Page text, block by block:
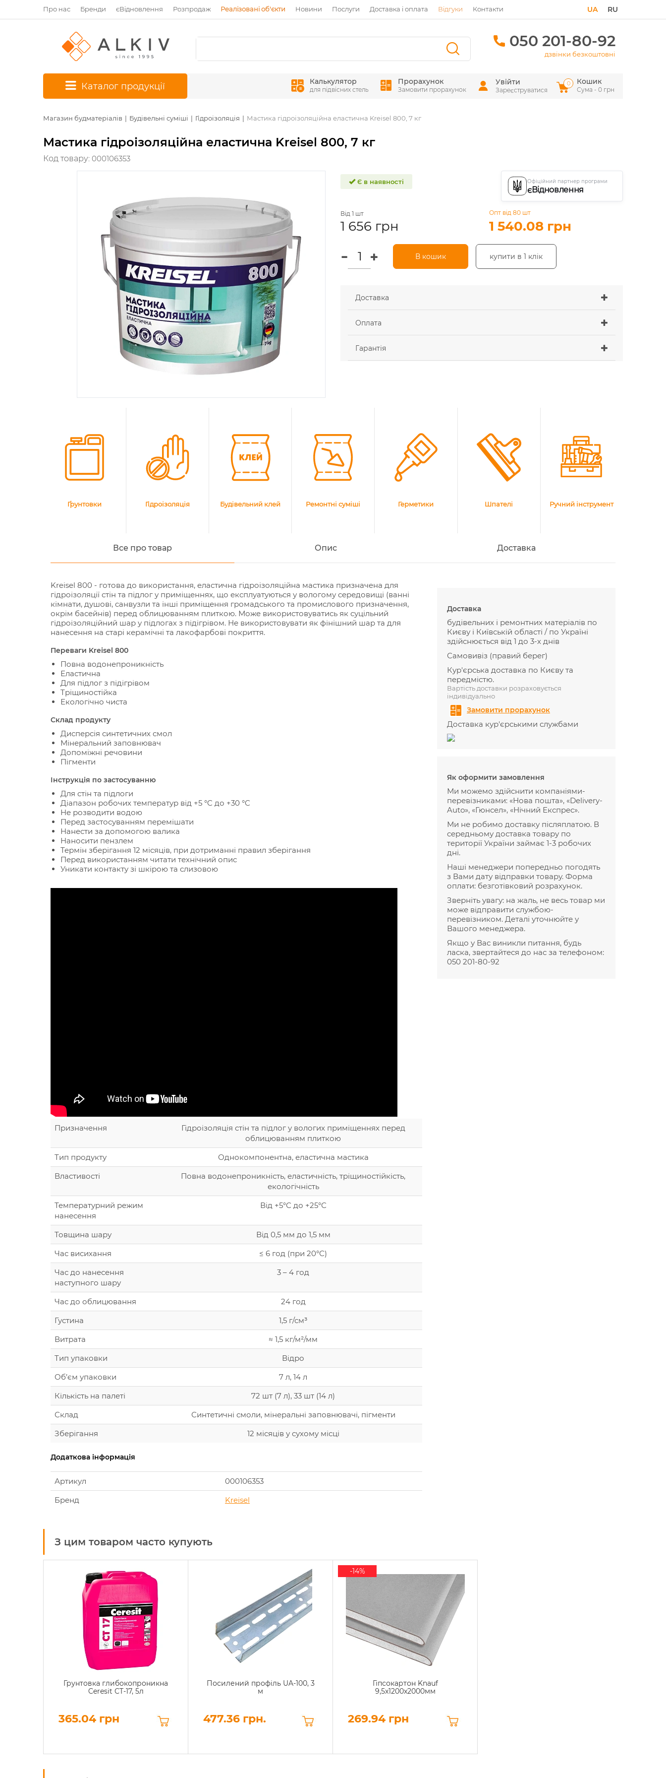
Про нас Бренди єВідновлення Розпродаж Реалізовані об'єкти Новини Послуги Доставка і оплата Відгуки Контакти RU
UA
050 201-80-92
дзвінки безкоштовні
Каталог продукції Калькулятор
для підвісних стель
Прорахунок
Замовити прорахунок
Увійти
Зареєструватися
Кошик
Сума - 0 грн
0
Магазин будматеріалів Будівельні суміші Гідроізоляція Мастика гідроізоляційна еластична Kreisel 800, 7 кг
Мастика гідроізоляційна еластична Kreisel 800, 7 кг
Код товару: 000106353
Є в наявності Офіційний партнер програми
єВідновлення
Від 1 шт
1 656 грн
Опт від 80 шт
1 540.08 грн
В кошик купити в 1 клік
Доставка
Оплата
Гарантія
Ґрунтовки Гідроізоляція Будівельний клей Ремонтні суміші Герметики Шпателі Ручний інструмент
Все про товар Опис Доставка
Kreisel 800 - готова до використання, еластична гідроізоляційна мастика призначена для
гідроізоляції стін та підлог у приміщеннях, що експлуатуються у вологому середовищі (ванні
кімнати, душові, санвузли та інші приміщення громадського та промислового призначення,
окрім басейнів) перед облицюванням плиткою. Може використовуватись як суцільний
гідроізоляційний шар у підлогах з підігрівом. Не використовувати як фінішний шар та для
нанесення на старі керамічні та лакофарбові покриття.
Переваги Kreisel 800
Повна водонепроникність
Еластична
Для підлог з підігрівом
Тріщиностійка
Екологічно чиста
Склад продукту
Дисперсія синтетичних смол
Мінеральний заповнювач
Допоміжні речовини
Пігменти
Інструкція по застосуванню
Для стін та підлоги
Діапазон робочих температур від +5 °C до +30 °C
Не розводити водою
Перед застосуванням перемішати
Нанести за допомогою валика
Наносити пензлем
Термін зберігання 12 місяців, при дотриманні правил зберігання
Перед використанням читати технічний опис
Уникати контакту зі шкірою та слизовою
Призначення
Гідроізоляція стін та підлог у вологих приміщеннях перед
облицюванням плиткою
Тип продукту
Однокомпонентна, еластична мастика
Властивості
Повна водонепроникність, еластичність, тріщиностійкість,
екологічність
Температурний режим
нанесення
Від +5°С до +25°С
Товщина шару
Від 0,5 мм до 1,5 мм
Час висихання
≤ 6 год (при 20°С)
Час до нанесення
наступного шару
3 – 4 год
Час до облицювання
24 год
Густина
1,5 г/см³
Витрата
≈ 1,5 кг/м²/мм
Тип упаковки
Відро
Об’єм упаковки
7 л, 14 л
Кількість на палеті
72 шт (7 л), 33 шт (14 л)
Склад
Синтетичні смоли, мінеральні заповнювачі, пігменти
Зберігання
12 місяців у сухому місці
Додаткова інформація
Артикул
000106353
Бренд
Kreisel
Доставка
будівельних і ремонтних матеріалів по
Києву і Київській області / по Україні
здійснюється від 1 до 3-х днів
Самовивіз (правий берег)
Кур'єрська доставка по Києву та
передмістю.
Вартість доставки розраховується
індивідуально
Замовити прорахунок
Доставка кур'єрськими службами
Як оформити замовлення
Ми можемо здійснити компаніями-
перевізниками: «Нова пошта», «Delivery-
Auto», «Гюнсел», «Нічний Експрес».
Ми не робимо доставку післяплатою. В
середньому доставка товару по
території України займає 1-3 робочих
дні.
Наші менеджери попередньо погодять
з Вами дату відправки товару. Форма
оплати: безготівковий розрахунок.
Зверніть увагу: на жаль, не весь товар ми
може відправити службою-
перевізником. Деталі уточнюйте у
Вашого менеджера.
Якщо у Вас виникли питання, будь
ласка, звертайтеся до нас за телефоном:
050 201-80-92
З цим товаром часто купують
Грунтовка глибокопроникна
Ceresit СТ-17, 5л
365.04 грн
Посилений профіль UA-100, 3
м
477.36 грн.
Гіпсокартон Knauf
9,5x1200x2000мм
269.94 грн
-14%